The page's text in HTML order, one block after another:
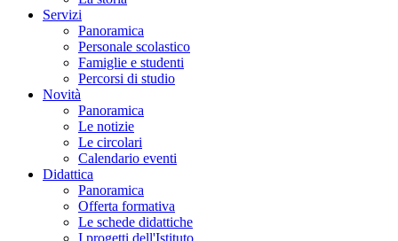
Servizi
Panoramica
Personale scolastico
Famiglie e studenti
Percorsi di studio
Novità
Panoramica
Le notizie
Le circolari
Calendario eventi
Didattica
Panoramica
Offerta formativa
Le schede didattiche
I progetti dell'Istituto